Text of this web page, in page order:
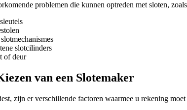
problemen die kunnen optreden met sloten,
slotcilinders
of deur
van een Slotemaker
zijn er verschillende factoren waarmee u rekening